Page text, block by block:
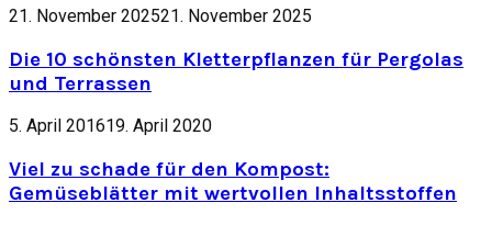
21. November 202521. November 2025
Die 10 schönsten Kletterpflanzen für Pergolas
und Terrassen
5. April 201619. April 2020
Viel zu schade für den Kompost:
Gemüseblätter mit wertvollen Inhaltsstoffen